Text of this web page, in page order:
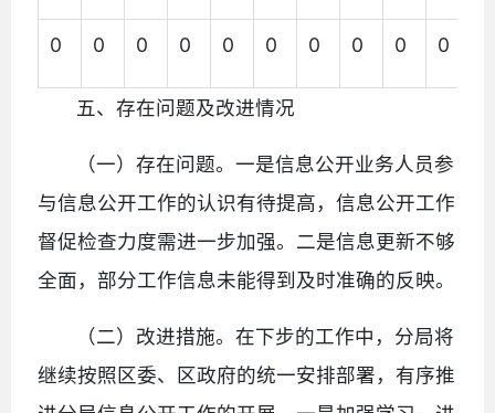
0 0 0 0 0 0 0 0 0 0
五、存在问题及改进情况
（一）存在问题。一是信息公开业务人员参
与信息公开工作的认识有待提高，信息公开工作
督促检查力度需进一步加强。二是信息更新不够
全面，部分工作信息未能得到及时准确的反映。
（二）改进措施。在下步的工作中，分局将
继续按照区委、区政府的统一安排部署，有序推